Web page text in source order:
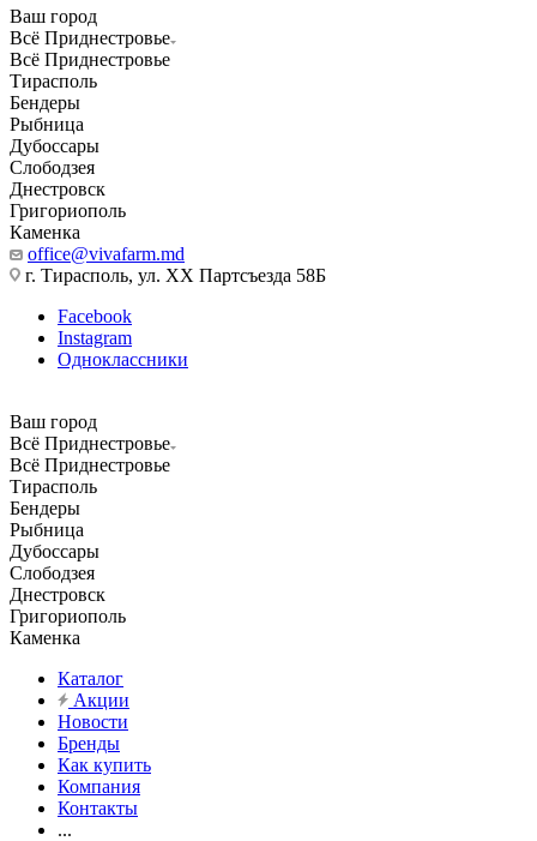
Ваш город
Всё Приднестровье
Всё Приднестровье
Тирасполь
Бендеры
Рыбница
Дубоссары
Слободзея
Днестровск
Григориополь
Каменка
office@vivafarm.md
г. Тирасполь, ул. ХХ Партсъезда 58Б
Facebook
Instagram
Одноклассники
Ваш город
Всё Приднестровье
Всё Приднестровье
Тирасполь
Бендеры
Рыбница
Дубоссары
Слободзея
Днестровск
Григориополь
Каменка
Каталог
Акции
Новости
Бренды
Как купить
Компания
Контакты
...